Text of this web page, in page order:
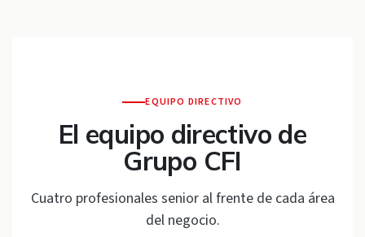
EQUIPO DIRECTIVO
El equipo directivo de
Grupo CFI
Cuatro profesionales senior al frente de cada área
del negocio.